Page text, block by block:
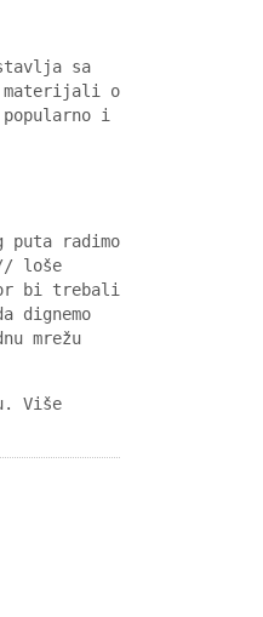
sa
materijali o
i
puta radimo
loše
bi trebali
dignemo
mrežu
Više